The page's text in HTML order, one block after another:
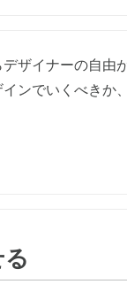
ザイナーの自由
ンでいくべきか